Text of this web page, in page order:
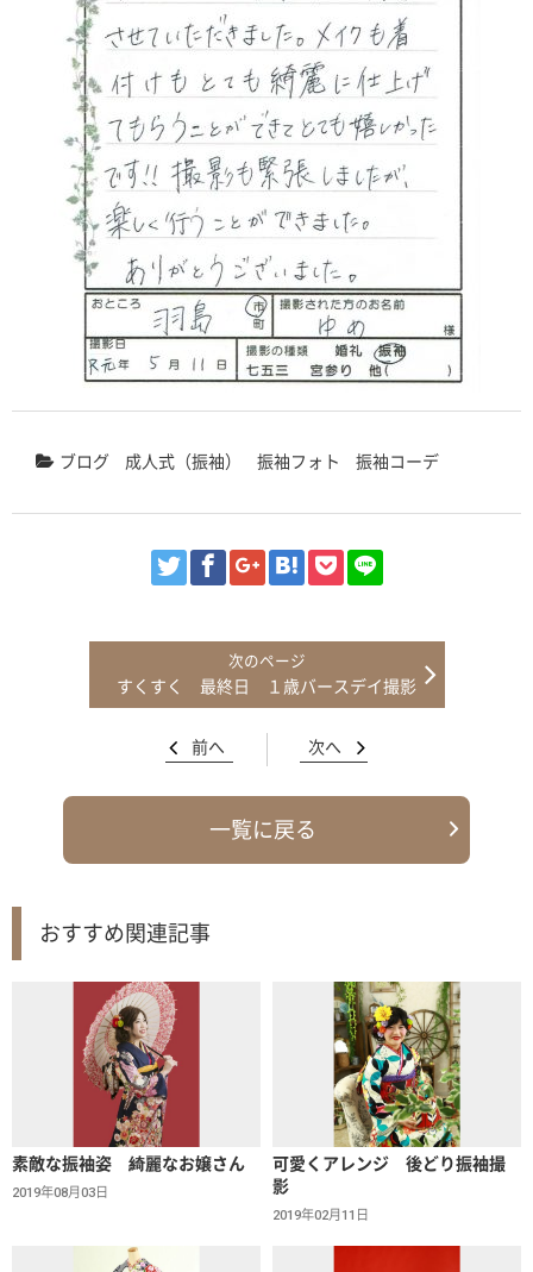
ブログ 成人式（振袖） 振袖フォト 振袖コーデ
すくすく 最終日 １歳バースデイ撮影
前へ 次へ
一覧に戻る
おすすめ関連記事
素敵な振袖姿 綺麗なお嬢さん
2019年08月03日
可愛くアレンジ 後どり振袖撮
影
2019年02月11日